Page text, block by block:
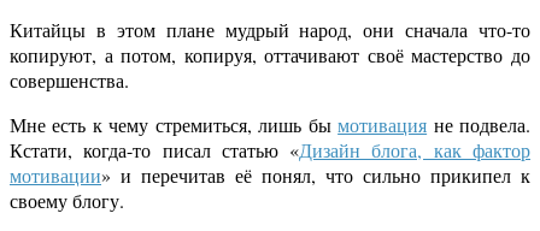
Китайцы в этом плане мудрый народ, они сначала что-то
копируют, а потом, копируя, оттачивают своё мастерство до
совершенства.
Мне есть к чему стремиться, лишь бымотивация не подвела.
Кстати, когда-то писал статью «Дизайн блога, как фактор
мотивации» и перечитав её понял, что сильно прикипел к
своему блогу.